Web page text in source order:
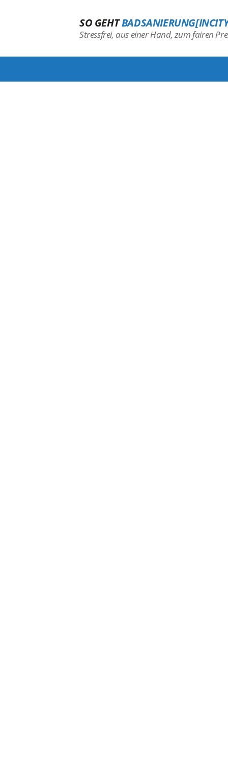
SO GEHT
Stressfrei, aus einer Hand, zum fairen